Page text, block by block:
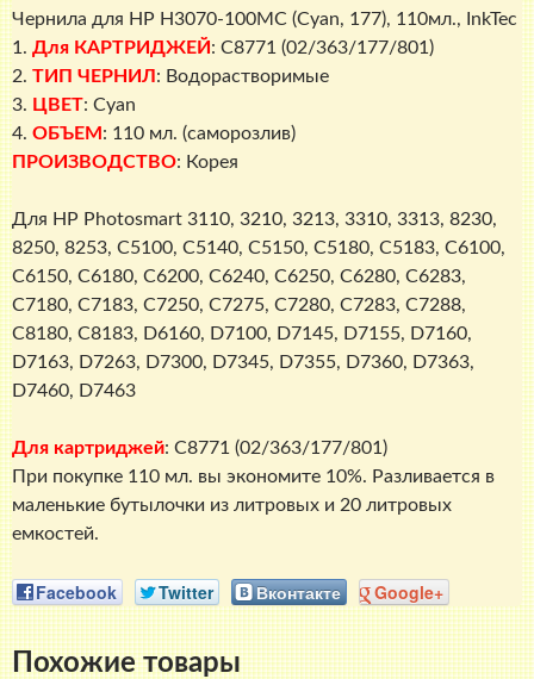
InkTec
Чернила для HP H3070-100MC (Cyan, 177), 110мл., InkTec
1. Для КАРТРИДЖЕЙ : C8771 (02/363/177/801)
2. ТИП ЧЕРНИЛ : Водорастворимые
3. ЦВЕТ: Cyan
4. ОБЪЕМ : 110 мл. (саморозлив)
ПРОИЗВОДСТВО: Корея
Для HP Photosmart 3110, 3210, 3213, 3310, 3313, 8230,
8250, 8253, C5100, C5140, C5150, C5180, C5183, C6100,
C6150, C6180, C6200, C6240, C6250, C6280, C6283,
C7180, C7183, C7250, C7275, C7280, C7283, C7288,
C8180, C8183, D6160, D7100, D7145, D7155, D7160,
D7163, D7263, D7300, D7345, D7355, D7360, D7363,
D7460, D7463
Для картриджей: C8771 (02/363/177/801)
При покупке 110 мл. вы экономите 10%. Разливается в
маленькие бутылочки из литровых и 20 литровых
емкостей.
Facebook Twitter Вконтакте Google+
Похожие товары